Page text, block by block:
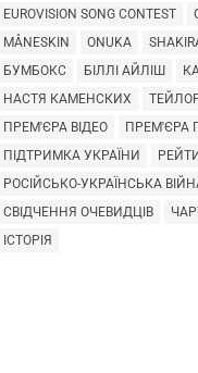
EUROVISION SONG CONTEST
MÅNESKIN
ONUKA
БУМБОКС
БІЛЛІ АЙЛІШ
НАСТЯ КАМЕНСКИХ
ПРЕМ'ЄРА ВІДЕО
ПРЕМ'ЄРА
ПІДТРИМКА УКРАЇНИ
РОСІЙСЬКО-УКРАЇНСЬКА
СВІДЧЕННЯ ОЧЕВИДЦІВ
ІСТОРІЯ